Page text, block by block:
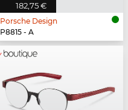
182,75 €
Porsche Design
P8815 - A